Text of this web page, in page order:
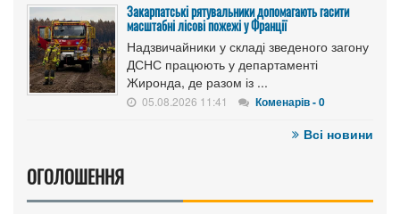
Закарпатські рятувальники допомагають гасити
масштабні лісові пожежі у Франції
Надзвичайники у складі зведеного загону
ДСНС працюють у департаменті
Жиронда, де разом із ...
05.08.2026 11:41 Коменарів - 0
Всі новини
ОГОЛОШЕННЯ